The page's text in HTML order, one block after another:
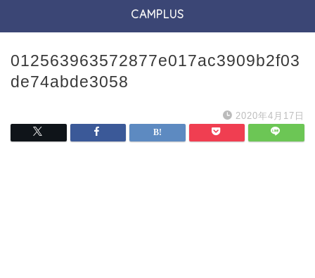
CAMPLUS
012563963572877e017ac3909b2f03
de74abde3058
2020年4月17日